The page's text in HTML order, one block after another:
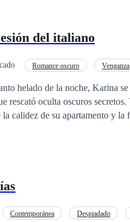
del italiano
Romance oscuro Venganza
helado de la noche, Karina
rescató oculta oscuros
las garras de su oscuro pasado,
Contemporánea Despiadado